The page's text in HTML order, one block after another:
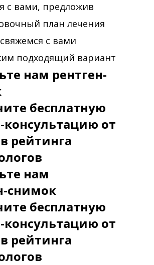
с вами, предложив
план лечения
с вами
подходящий вариант
нам рентген-
бесплатную
от
рейтинга
нам
снимок
бесплатную
от
рейтинга